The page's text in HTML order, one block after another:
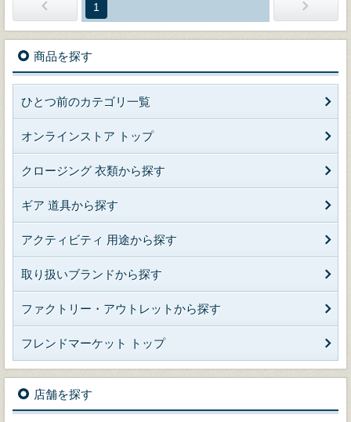
1
商品を探す
ひとつ前のカテゴリ一覧
オンラインストア トップ
クロージング 衣類から探す
ギア 道具から探す
アクティビティ 用途から探す
取り扱いブランドから探す
ファクトリー・アウトレットから探す
フレンドマーケット トップ
店舗を探す